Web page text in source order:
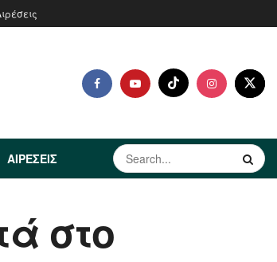
ΑΙΡΈΣΕΙΣ
στο